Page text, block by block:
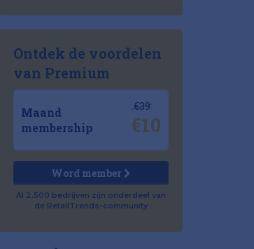
Ontdek de voordelen
van Premium
Maand
membership
€39
€10
Word member
Al 2.500 bedrijven zijn onderdeel van
de RetailTrends-community